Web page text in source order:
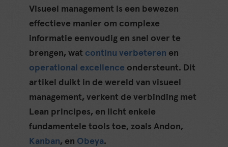
Visueel management is een bewezen
effectieve manier om complexe
informatie eenvoudig en snel over te
brengen, wat continu verbeteren en
operational excellence ondersteunt. Dit
artikel duikt in de wereld van visueel
management, verkent de verbinding met
Lean principes, en licht enkele
fundamentele tools toe, zoals Andon,
Kanban, en Obeya.